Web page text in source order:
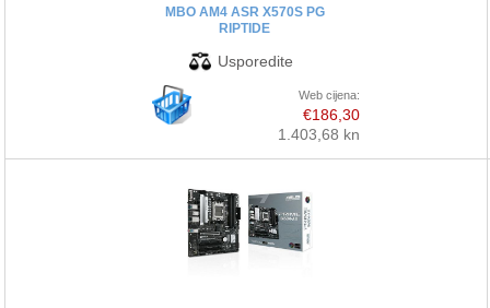
MBO AM4 ASR X570S PG
RIPTIDE
Web cijena:
€186,30
1.403,68 kn